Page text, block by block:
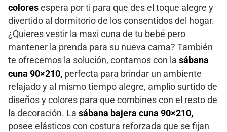
colores espera por ti para que des el toque alegre y
divertido al dormitorio de los consentidos del hogar.
¿Quieres vestir la maxi cuna de tu bebé pero
mantener la prenda para su nueva cama? También
te ofrecemos la solución, contamos con la sábana
cuna 90×210, perfecta para brindar un ambiente
relajado y al mismo tiempo alegre, amplio surtido de
diseños y colores para que combines con el resto de
la decoración. La sábana bajera cuna 90×210,
posee elásticos con costura reforzada que se fijan